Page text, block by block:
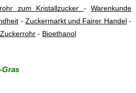
zum Kristallzucker -Warenkunde
- Zuckermarkt und Fairer Handel-
- Bioethanol
Gras